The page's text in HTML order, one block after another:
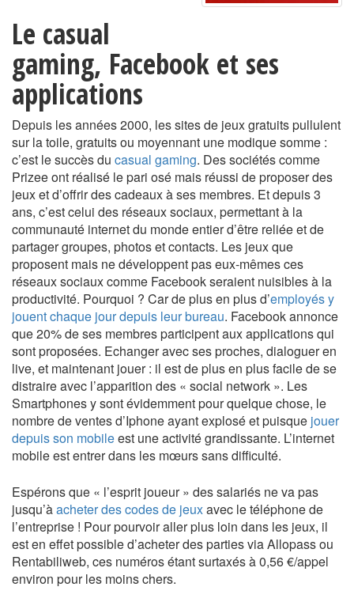
Le casual
gaming, Facebook et ses
applications
Depuis les années 2000, les sites de jeux gratuits pullulent
sur la toile, gratuits ou moyennant une modique somme :
c’est le succès du casual gaming. Des sociétés comme
Prizee ont réalisé le pari osé mais réussi de proposer des
jeux et d’offrir des cadeaux à ses membres. Et depuis 3
ans, c’est celui des réseaux sociaux, permettant à la
communauté internet du monde entier d’être reliée et de
partager groupes, photos et contacts. Les jeux que
proposent mais ne développent pas eux-mêmes ces
réseaux sociaux comme Facebook seraient nuisibles à la
productivité. Pourquoi ? Car de plus en plus d’employés y
jouent chaque jour depuis leur bureau. Facebook annonce
que 20% de ses membres participent aux applications qui
sont proposées. Echanger avec ses proches, dialoguer en
live, et maintenant jouer : il est de plus en plus facile de se
distraire avec l’apparition des « social network ». Les
Smartphones y sont évidemment pour quelque chose, le
nombre de ventes d’Iphone ayant explosé et puisque jouer
depuis son mobileest une activité grandissante. L’internet
mobile est entrer dans les mœurs sans difficulté.
Espérons que « l’esprit joueur » des salariés ne va pas
jusqu’àacheter des codes de jeuxavec le téléphone de
l’entreprise ! Pour pourvoir aller plus loin dans les jeux, il
est en effet possible d’acheter des parties via Allopass ou
Rentabiliweb, ces numéros étant surtaxés à 0,56 €/appel
environ pour les moins chers.